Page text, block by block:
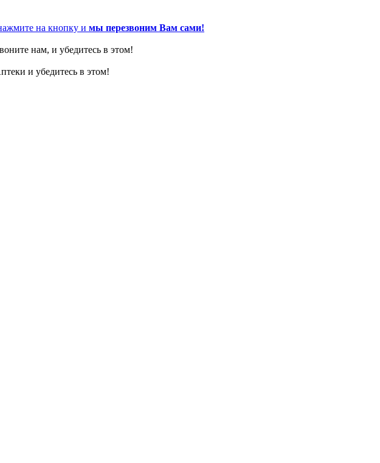
на кнопку и мы перезвоним Вам сами!
нам, и убедитесь в этом!
и убедитесь в этом!